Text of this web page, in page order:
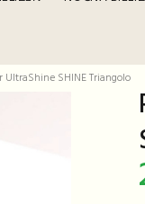
UltraShine SHINE Triangolo